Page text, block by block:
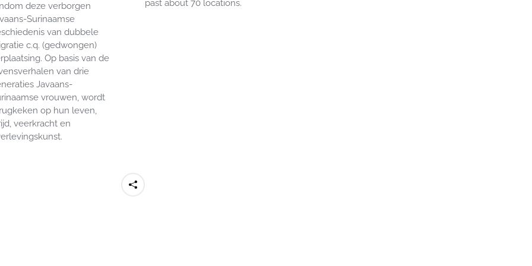
past about 70 locations.
deze verborgen
Surinaamse
van dubbele
c.q. (gedwongen)
Op basis van de
van drie
Javaans-
vrouwen, wordt
op hun leven,
veerkracht en